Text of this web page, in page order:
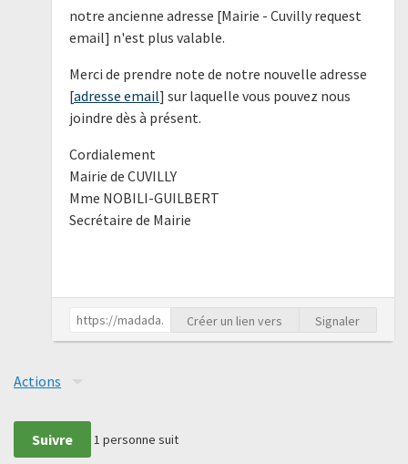
notre ancienne adresse [Mairie - Cuvilly request
email] n'est plus valable.
Merci de prendre note de notre nouvelle adresse
[adresse email] sur laquelle vous pouvez nous
joindre dès à présent.
Cordialement
Mairie de CUVILLY
Mme NOBILI-GUILBERT
Secrétaire de Mairie
Créer un lien vers Signaler
Actions
Suivre 1 personne suit